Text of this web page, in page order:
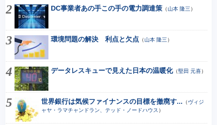
DC事業者あの手この手の電力調達策（山本 隆三 ）
環境問題の解決 利点と欠点 （山本 隆三 ）
データレスキューで見えた日本の温暖化（堅田 元喜）
世界銀行は気候ファイナンスの目標を撤廃す... （ ヴィジ
ャヤ・ラマチャンドラン、テッド・ノードハウス ）